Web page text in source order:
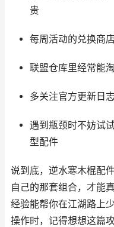
贵
每周活动的兑换商
联盟仓库里经常能
多关注官方更新日
遇到瓶颈时不妨试
型配件
说到底，逆水寒木棍配
自己的那套组合，才能
经验能帮你在江湖路上
操作时，记得想想这篇攻